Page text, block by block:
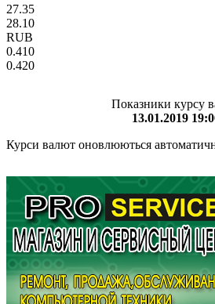
27.35
28.10
RUB
0.410
0.420
Показники курсу
13.01.2019
Курси валют оновлюються